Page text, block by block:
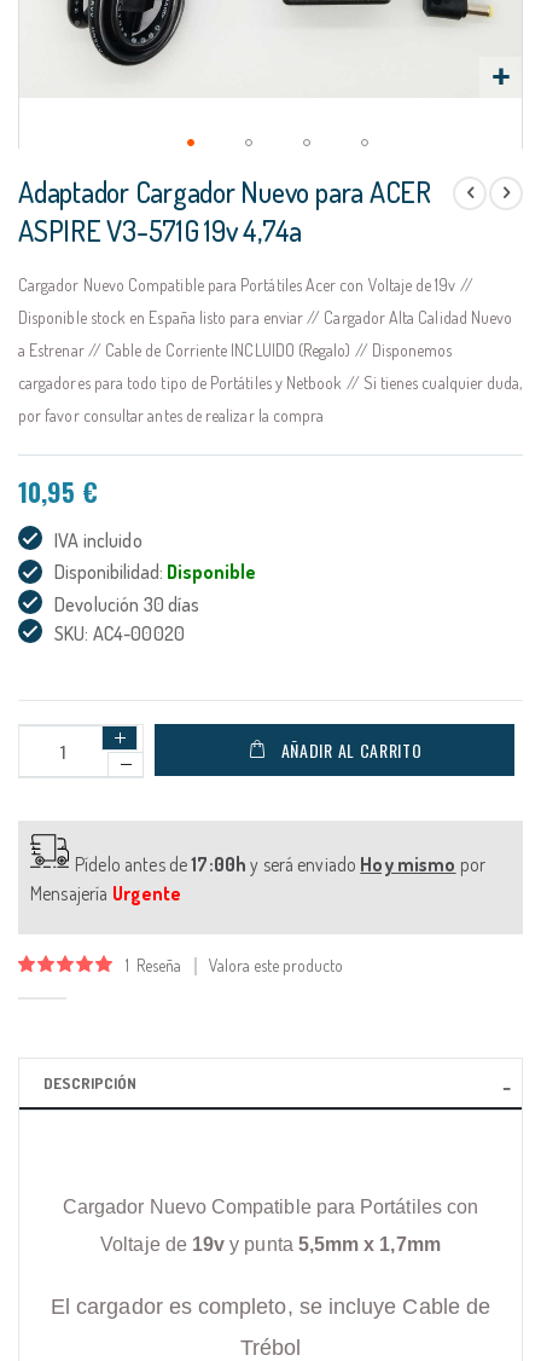
al
comienzo
de
galería
de
Adaptador Cargador Nuevo para ACER
ASPIRE V3-571G 19v 4,74a
Cargador Nuevo Compatible para Portátiles Acer con Voltaje de 19v //
Disponible stock en España listo para enviar // Cargador Alta Calidad Nuevo
a Estrenar // Cable de Corriente INCLUIDO (Regalo) // Disponemos
cargadores para todo tipo de Portátiles y Netbook // Si tienes cualquier duda,
por favor consultar antes de realizar la compra
10,95 €
IVA incluido
Disponibilidad: Disponible
Devolución 30 días
SKU: AC4-00020
AÑADIR AL CARRITO
Pídelo antes de17:00h y será enviado Hoy mismo por
Mensajería Urgente
Valoración:
1 Reseña Valora este producto
DESCRIPCIÓN
Cargador Nuevo Compatible para Portátiles con
Voltaje de 19vy punta 5,5mm x 1,7mm
El cargador es completo, se incluye Cable de
Trébol